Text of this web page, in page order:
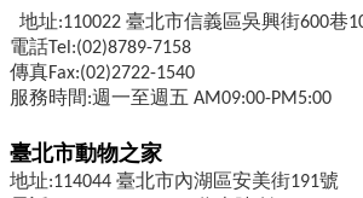
地址:110022 臺北市信義區吳興街600巷
電話Tel:(02)8789-7158
傳真Fax:(02)2722-1540
服務時間:週一至週五 AM09:00-PM5:00
臺北市動物之家
地址:114044 臺北市內湖區安美街191號